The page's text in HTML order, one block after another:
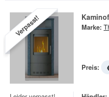
Verpasst! Marke:
Preis: